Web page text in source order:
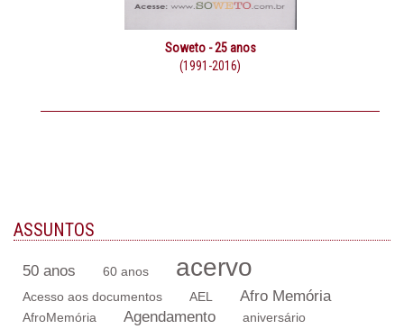
Soweto - 25 anos
(1991-2016)
ASSUNTOS
50 anos 60 anos acervo
Acesso aos documentos AEL Afro Memória
AfroMemória Agendamento aniversário